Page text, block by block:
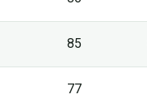
85
77